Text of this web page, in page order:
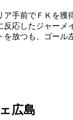
手前でＦＫを獲
反応したジャーメ
を放つも、ゴール
広島